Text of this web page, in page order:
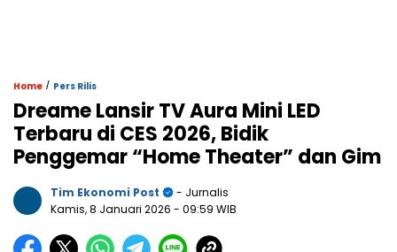
Home / Pers Rilis
Dreame Lansir TV Aura Mini LED
Terbaru di CES 2026, Bidik
Penggemar “Home Theater” dan Gim
Tim Ekonomi Post
- Jurnalis
Kamis, 8 Januari 2026 - 09:59 WIB